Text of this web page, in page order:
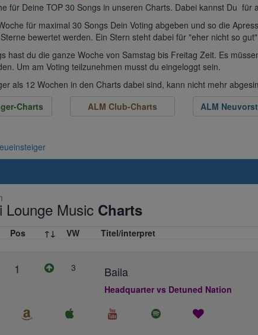
für Deine TOP 30 Songs in unseren Charts. Dabei kannst Du für
für maximal 30 Songs Dein Voting abgeben und so die
bewertet werden. Ein Stern steht dabei für "eher nicht so
hast du die ganze Woche von Samstag bis Freitag Zeit. Es
Um am Voting teilzunehmen musst du eingeloggt sein.
als 12 Wochen in den Charts dabei sind, kann nicht mehr
Charts
ALM Club-Charts ALM
Lounge Music Charts
Pos ↑↓ VW Titel/interpret
1 3 Baila
Headquarter vs Detuned Nation